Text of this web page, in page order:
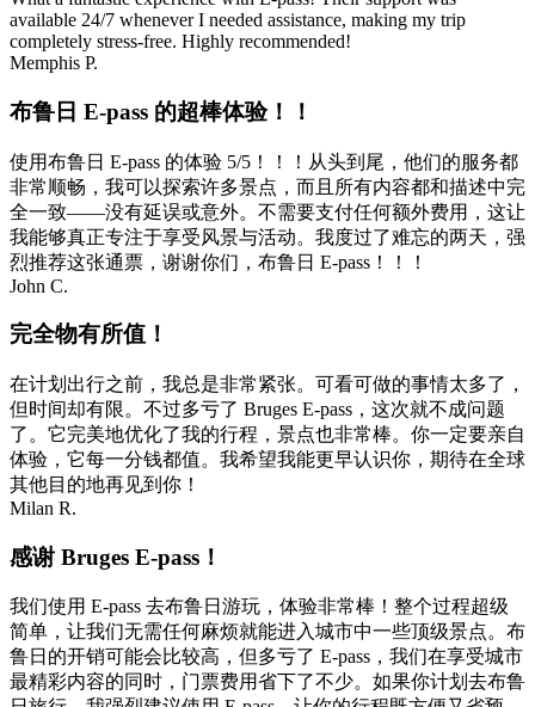
available 24/7 whenever I needed assistance, making my trip
completely stress-free. Highly recommended!
Memphis P.
布鲁日 E-pass 的超棒体验！！
使用布鲁日 E-pass 的体验 5/5！！！从头到尾，他们的服务都
非常顺畅，我可以探索许多景点，而且所有内容都和描述中完
全一致——没有延误或意外。不需要支付任何额外费用，这让
我能够真正专注于享受风景与活动。我度过了难忘的两天，强
烈推荐这张通票，谢谢你们，布鲁日 E-pass！！！
John C.
完全物有所值！
在计划出行之前，我总是非常紧张。可看可做的事情太多了，
但时间却有限。不过多亏了 Bruges E-pass，这次就不成问题
了。它完美地优化了我的行程，景点也非常棒。你一定要亲自
体验，它每一分钱都值。我希望我能更早认识你，期待在全球
其他目的地再见到你！
Milan R.
感谢 Bruges E-pass！
我们使用 E-pass 去布鲁日游玩，体验非常棒！整个过程超级
简单，让我们无需任何麻烦就能进入城市中一些顶级景点。布
鲁日的开销可能会比较高，但多亏了 E-pass，我们在享受城市
最精彩内容的同时，门票费用省下了不少。如果你计划去布鲁